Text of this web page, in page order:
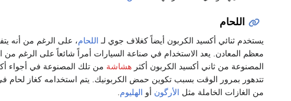
اللحام
يستخدم ثنائي أكسيد الكربون أيضاً كغلاف جوي لـ اللحام، على الرغم من أنه
معظم المعادن. يعد الاستخدام في صناعة السيارات أمراً شائعاً على الرغم من
المصنوعة من ثاني أكسيد الكربون أكثر هشاشة من تلك المصنوعة في أجواء
تتدهور بمرور الوقت بسبب تكوين حمض الكربونيك. يتم استخدامه كغاز لحام في
من الغازات الخاملة مثل الأرگون أو الهليوم